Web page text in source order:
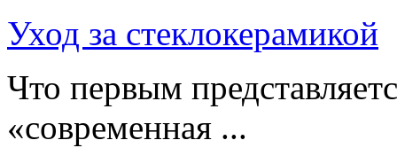
Уход за стеклокерамикой
Что первым
«современная ...